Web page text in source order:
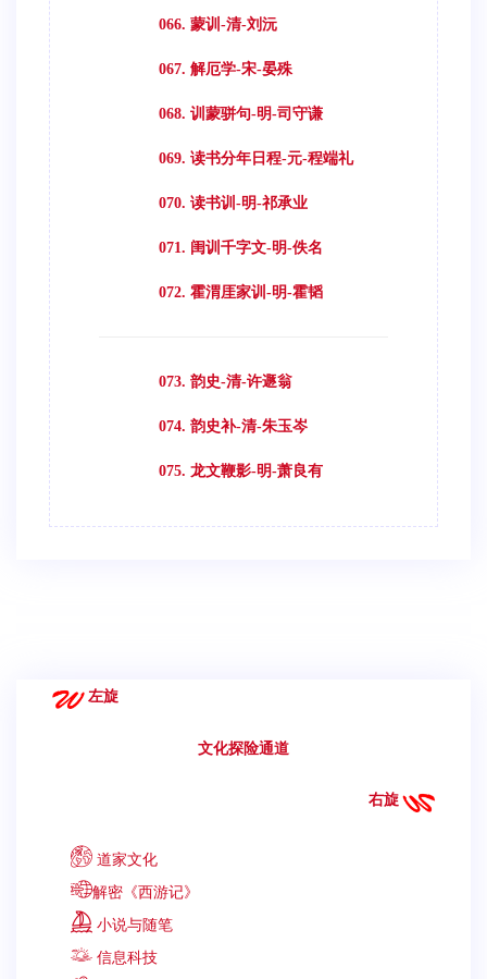
066. 蒙训-清-刘沅
067. 解厄学-宋-晏殊
068. 训蒙骈句-明-司守谦
069. 读书分年日程-元-程端礼
070. 读书训-明-祁承业
071. 闺训千字文-明-佚名
072. 霍渭厓家训-明-霍韬
073. 韵史-清-许遯翁
074. 韵史补-清-朱玉岑
075. 龙文鞭影-明-萧良有
左旋
文化探险通道
右旋
道家文化
解密《西游记》
小说与随笔
信息科技